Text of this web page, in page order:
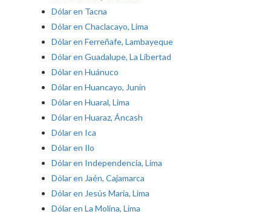
Dólar en Tacna
Dólar en Chaclacayo, Lima
Dólar en Ferreñafe, Lambayeque
Dólar en Guadalupe, La Libertad
Dólar en Huánuco
Dólar en Huancayo, Junín
Dólar en Huaral, Lima
Dólar en Huaraz, Áncash
Dólar en Ica
Dólar en Ilo
Dólar en Independencia, Lima
Dólar en Jaén, Cajamarca
Dólar en Jesús María, Lima
Dólar en La Molina, Lima